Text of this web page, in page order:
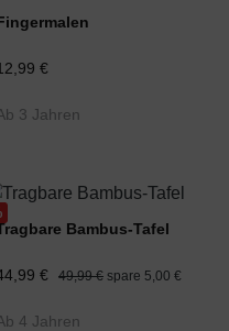
€
3 Jahren
Bambus-Tafel
€ 49,99 € spare 5,00 €
4 Jahren